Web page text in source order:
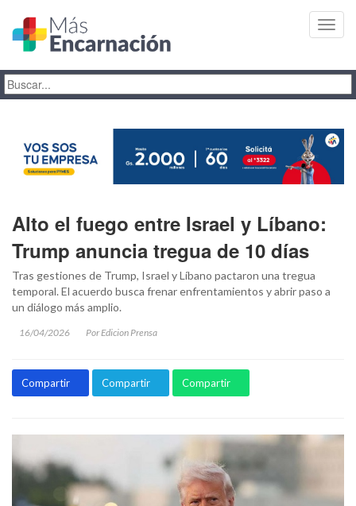
Alto el fuego entre Israel y Líbano:
Trump anuncia tregua de 10 días
Tras gestiones de Trump, Israel y Líbano pactaron una tregua
temporal. El acuerdo busca frenar enfrentamientos y abrir paso a
un diálogo más amplio.
16/04/2026 Por Edicion Prensa
Compartir Compartir Compartir